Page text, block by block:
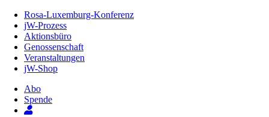
Inhalt
Seite
Rosa-Luxemburg-Konferenz
jW-Prozess
Aktionsbüro
Genossenschaft
Veranstaltungen
jW-Shop
Abo
Spende